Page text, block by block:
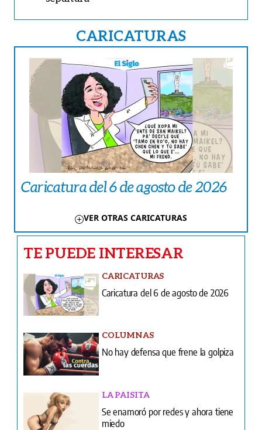
CARICATURAS
Caricatura del 6 de agosto de 2026
VER OTRAS CARICATURAS
TE PUEDE INTERESAR
CARICATURAS
Caricatura del 6 de agosto de 2026
COLUMNAS
No hay defensa que frene la golpiza
LA PAISITA
Se enamoró por redes y ahora tiene
miedo